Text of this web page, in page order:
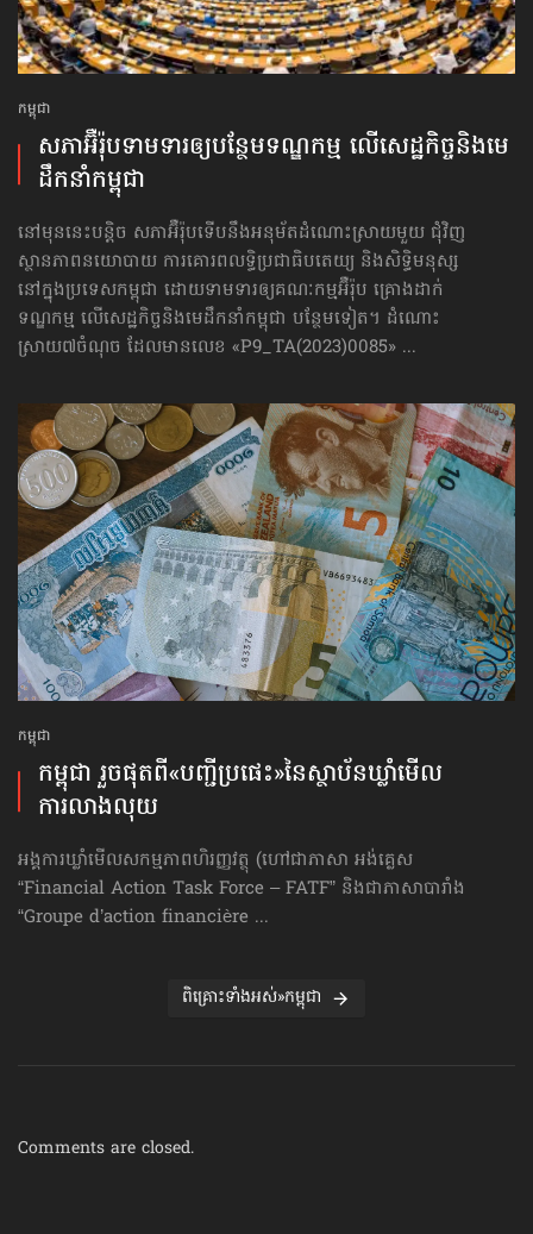
កម្ពុជា
សភាអ៊ឺរ៉ុបទាមទារ​ឲ្យបន្ថែម​ទណ្ឌកម្ម លើសេដ្ឋកិច្ច​និងមេ
ដឹកនាំកម្ពុជា
នៅមុននេះបន្តិច សភាអ៊ឺរ៉ុបទើបនឹងអនុម័តដំណោះស្រាយមួយ ជុំវិញ
ស្ថានភាពនយោបាយ ការគោរព​លទ្ធិ​ប្រជាធិបតេយ្យ និងសិទ្ធិមនុស្ស
នៅក្នុងប្រទេសកម្ពុជា ដោយទាមទារឲ្យគណៈកម្មអ៊ឺរ៉ុប គ្រោងដាក់​
ទណ្ឌកម្ម លើសេដ្ឋកិច្ច​និងមេដឹកនាំកម្ពុជា បន្ថែមទៀត។ ដំណោះ
ស្រាយ៧ចំណុច ដែលមានលេខ «P9_TA(2023)0085» ...
កម្ពុជា
កម្ពុជា រួចផុតពី«បញ្ជីប្រផេះ»​នៃស្ថាប័ន​ឃ្លាំមើល​
ការលាងលុយ
អង្គការឃ្លាំមើលសកម្មភាពហិរញ្ញវត្ថុ (ហៅ​ជា​ភាសា អង់គ្លេស
“Financial Action Task Force – FATF” និងជាភាសាបារាំង
“Groupe d’action financière ...
ពិគ្រោះទាំងអស់»កម្ពុជា
Comments are closed.